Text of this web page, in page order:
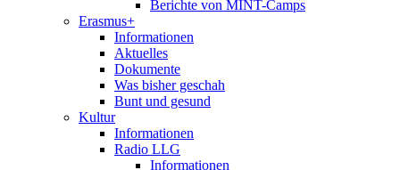
Berichte von MINT-Camps
Erasmus+
Informationen
Aktuelles
Dokumente
Was bisher geschah
Bunt und gesund
Kultur
Informationen
Radio LLG
Informationen